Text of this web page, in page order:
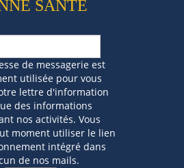
SANTÉ
de messagerie est
utilisée pour vous
lettre d'information
des informations
nos activités. Vous
moment utiliser le lien
intégré dans
de nos mails.